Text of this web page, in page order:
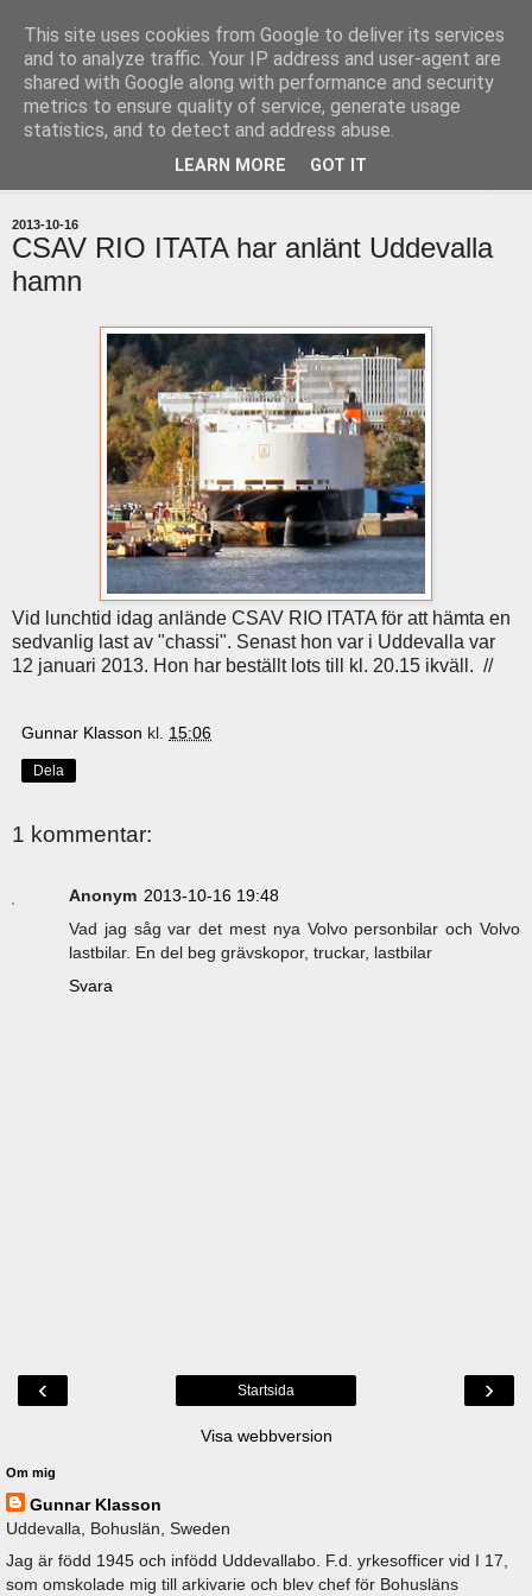
uddevallabloggen.se
med stort och smått från Uddevallas horisont
2013-10-16
CSAV RIO ITATA har anlänt Uddevalla
hamn
Vid lunchtid idag anlände CSAV RIO ITATA för att hämta en
sedvanlig last av "chassi". Senast hon var i Uddevalla var
12 januari 2013. Hon har beställt lots till kl. 20.15 ikväll. //
Gunnar Klasson kl. 15:06
Dela
1 kommentar:
Anonym 2013-10-16 19:48
Vad jag såg var det mest nya Volvo personbilar och Volvo
lastbilar. En del beg grävskopor, truckar, lastbilar
Svara
‹ ›
Startsida
Visa webbversion
Om mig
Gunnar Klasson
Uddevalla, Bohuslän, Sweden
Jag är född 1945 och infödd Uddevallabo. F.d. yrkesofficer vid I 17,
som omskolade mig till arkivarie och blev chef för Bohusläns
This site uses cookies from Google to deliver its services
and to analyze traffic. Your IP address and user-agent are
shared with Google along with performance and security
metrics to ensure quality of service, generate usage
statistics, and to detect and address abuse.
LEARN MORE GOT IT